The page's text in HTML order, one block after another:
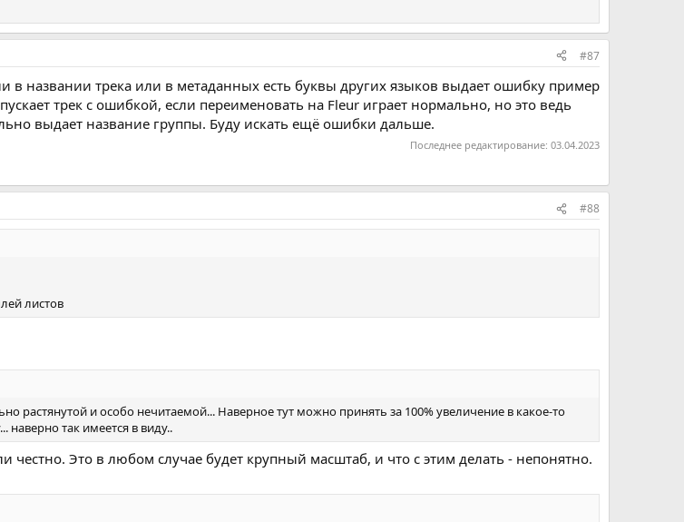
#87
в названии трека или в метаданных есть буквы других языков выдает ошибку пример
трек с ошибкой, если переименовать на Fleur играет нормально, но это ведь
выдает название группы. Буду искать ещё ошибки дальше.
Последнее редактирование: 03.04.2023
#88
листов
растянутой и особо нечитаемой... Наверное тут можно принять за 100% увеличение в какое-то
наверно так имеется в виду..
честно. Это в любом случае будет крупный масштаб, и что с этим делать - непонятно.